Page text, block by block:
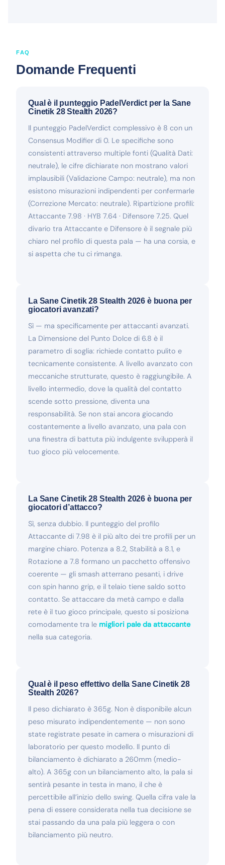
FAQ
Domande Frequenti
Qual è il punteggio PadelVerdict per la Sane
Cinetik 28 Stealth 2026?
Il punteggio PadelVerdict complessivo è 8 con un
Consensus Modifier di 0. Le specifiche sono
consistenti attraverso multiple fonti (Qualità Dati:
neutrale), le cifre dichiarate non mostrano valori
implausibili (Validazione Campo: neutrale), ma non
esistono misurazioni indipendenti per confermarle
(Correzione Mercato: neutrale). Ripartizione profili:
Attaccante 7.98 · HYB 7.64 · Difensore 7.25. Quel
divario tra Attaccante e Difensore è il segnale più
chiaro nel profilo di questa pala — ha una corsia, e
si aspetta che tu ci rimanga.
La Sane Cinetik 28 Stealth 2026 è buona per
giocatori avanzati?
Sì — ma specificamente per attaccanti avanzati.
La Dimensione del Punto Dolce di 6.8 è il
parametro di soglia: richiede contatto pulito e
tecnicamente consistente. A livello avanzato con
meccaniche strutturate, questo è raggiungibile. A
livello intermedio, dove la qualità del contatto
scende sotto pressione, diventa una
responsabilità. Se non stai ancora giocando
costantemente a livello avanzato, una pala con
una finestra di battuta più indulgente svilupperà il
tuo gioco più velocemente.
La Sane Cinetik 28 Stealth 2026 è buona per
giocatori d’attacco?
Sì, senza dubbio. Il punteggio del profilo
Attaccante di 7.98 è il più alto dei tre profili per un
margine chiaro. Potenza a 8.2, Stabilità a 8.1, e
Rotazione a 7.8 formano un pacchetto offensivo
coerente — gli smash atterrano pesanti, i drive
con spin hanno grip, e il telaio tiene saldo sotto
contatto. Se attaccare da metà campo e dalla
rete è il tuo gioco principale, questo si posiziona
comodamente tra le migliori pale da attaccante
nella sua categoria.
Qual è il peso effettivo della Sane Cinetik 28
Stealth 2026?
Il peso dichiarato è 365g. Non è disponibile alcun
peso misurato indipendentemente — non sono
state registrate pesate in camera o misurazioni di
laboratorio per questo modello. Il punto di
bilanciamento è dichiarato a 260mm (medio-
alto). A 365g con un bilanciamento alto, la pala si
sentirà pesante in testa in mano, il che è
percettibile all’inizio dello swing. Quella cifra vale la
pena di essere considerata nella tua decisione se
stai passando da una pala più leggera o con
bilanciamento più neutro.